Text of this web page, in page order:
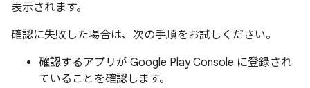
表示されます。
確認に失敗した場合は、次の手順をお試しください。
確認するアプリが Google Play Console に登録され
ていることを確認します。